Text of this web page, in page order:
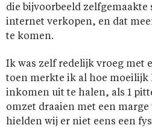
die bijvoorbeeld zelfgemaakte
internet verkopen, en dat
te komen.
Ik was zelf redelijk vroeg met
toen merkte ik al hoe moeilijk
inkomen uit te halen, als 1
omzet draaien met een
hielden wij er niet eens een